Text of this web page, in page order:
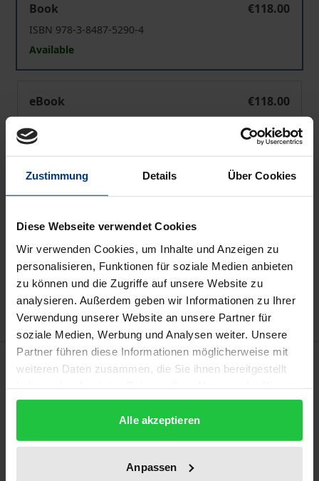
Zustimmung Details Über Cookies
Diese Webseite verwendet Cookies
Wir verwenden Cookies, um Inhalte und Anzeigen zu
personalisieren, Funktionen für soziale Medien anbieten
zu können und die Zugriffe auf unsere Website zu
analysieren. Außerdem geben wir Informationen zu Ihrer
Verwendung unserer Website an unsere Partner für
soziale Medien, Werbung und Analysen weiter. Unsere
Partner führen diese Informationen möglicherweise mit
weiteren Daten zusammen, die Sie ihnen bereitgestellt
gesammelt haben.
Alle akzeptieren
Anpassen
Book
€118.00
ISBN 978-3-8487-5290-4
Available
eBook
€118.00
Available
Prices include VAT. Depending on the delivery address, VAT
Add to Cart
Add to Wish List
Delivery cost notice
Description
This thesis deals with the admissibility of banks
charging fees for transactions. In this context, the
author examines the influence of European payment
services and payment account law on regulating the